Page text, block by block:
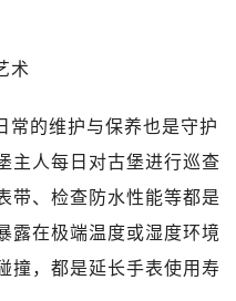
术
常的维护与保养也是守护
主人每日对古堡进行巡查
带、检查防水性能等都是
露在极端温度或湿度环境
撞，都是延长手表使用寿